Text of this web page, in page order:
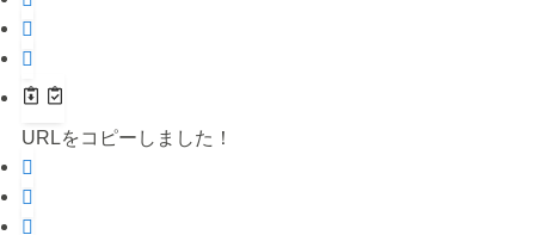
URLをコピーしました！